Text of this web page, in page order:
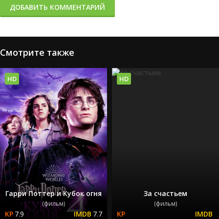
ДОБАВИТЬ КОММЕНТАРИЙ
Смотрите также
Гарри Поттер и Кубок огня
(фильм)
7.9 7.7
HD
За счастьем
(фильм)
HD